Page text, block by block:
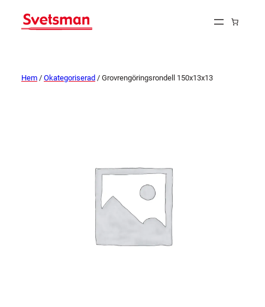
Hem / Okategoriserad / Grovrengöringsrondell 150x13x13